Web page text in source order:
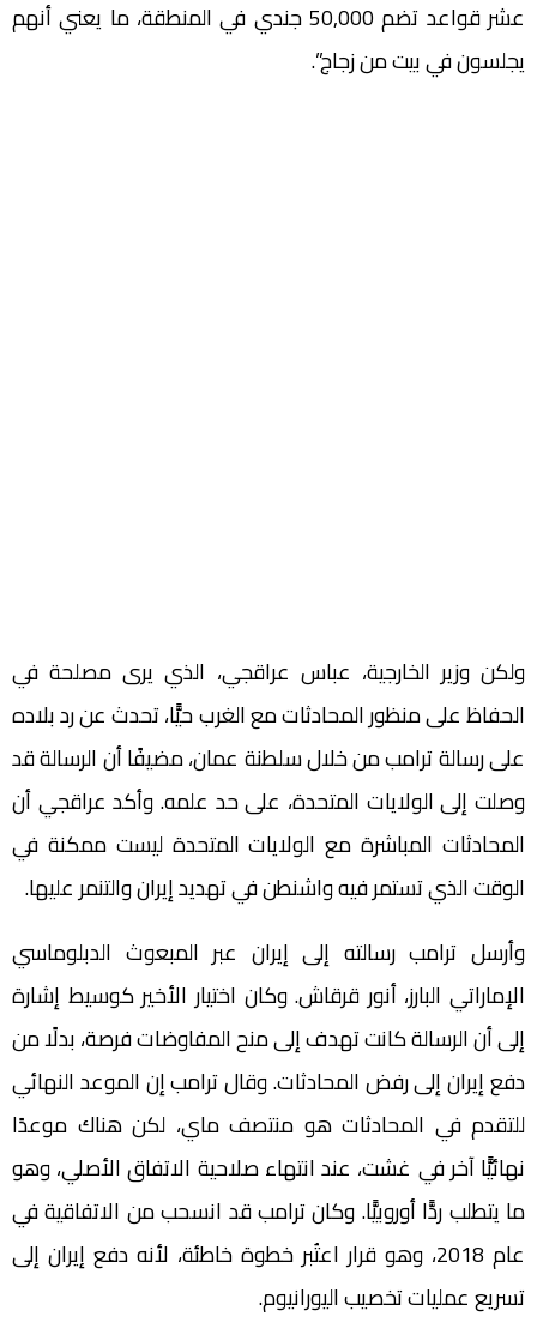
عشر قواعد تضم 50,000 جندي في المنطقة، ما يعني أنهم
يجلسون في بيت من زجاج”.
ولكن وزير الخارجية، عباس عراقجي، الذي يرى مصلحة في
الحفاظ على منظور المحادثات مع الغرب حيًّا، تحدث عن رد بلاده
على رسالة ترامب من خلال سلطنة عمان، مضيفًا أن الرسالة قد
وصلت إلى الولايات المتحدة، على حد علمه. وأكد عراقجي أن
المحادثات المباشرة مع الولايات المتحدة ليست ممكنة في
الوقت الذي تستمر فيه واشنطن في تهديد إيران والتنمر عليها.
وأرسل ترامب رسالته إلى إيران عبر المبعوث الدبلوماسي
الإماراتي البارز، أنور قرقاش. وكان اختيار الأخير كوسيط إشارة
إلى أن الرسالة كانت تهدف إلى منح المفاوضات فرصة، بدلًا من
دفع إيران إلى رفض المحادثات. وقال ترامب إن الموعد النهائي
للتقدم في المحادثات هو منتصف ماي، لكن هناك موعدًا
نهائيًّا آخر في غشت، عند انتهاء صلاحية الاتفاق الأصلي، وهو
ما يتطلب ردًّا أوروبيًّا. وكان ترامب قد انسحب من الاتفاقية في
عام 2018، وهو قرار اعتُبر خطوة خاطئة، لأنه دفع إيران إلى
تسريع عمليات تخصيب اليورانيوم.